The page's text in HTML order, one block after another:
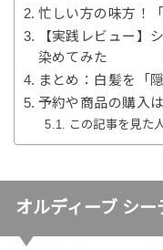
忙しい方の味方！
【実践レビュー】
染めてみた
まとめ：白髪を「
予約や商品の購入
この記事を見た
オルディーブ シ